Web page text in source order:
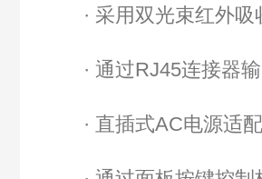
· 采用双光束红外吸
· 通过RJ45连接器
· 直插式AC电源适